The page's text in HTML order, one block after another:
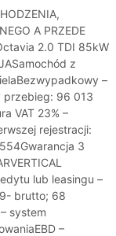
A PRZEDE
2.0 TDI 85kW
z
–
przebieg: 96 013
VAT 23% –
rejestracji:
3
lub leasingu –
brutto; 68
system
–